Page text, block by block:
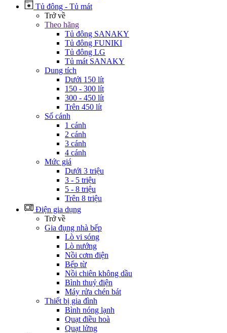
Tủ đông - Tủ mát
Trở về
Theo hãng
Tủ đông SANAKY
Tủ đông FUNIKI
Tủ đông LG
Tủ mát SANAKY
Dung tích
Dưới 150 lít
150 - 300 lít
300 - 450 lít
Trên 450 lít
Số cánh
1 cánh
2 cánh
3 cánh
4 cánh
Mức giá
Dưới 3 triệu
3 - 5 triệu
5 - 8 triệu
Trên 8 triệu
Điện gia dụng
Trở về
Gia đụng nhà bếp
Lò vi sóng
Lò nướng
Nồi cơm điện
Bếp từ
Nồi chiên không dầu
Bình thuỷ điện
Máy rửa chén bát
Thiết bị gia đình
Bình nóng lạnh
Quạt điều hoà
Quạt lửng